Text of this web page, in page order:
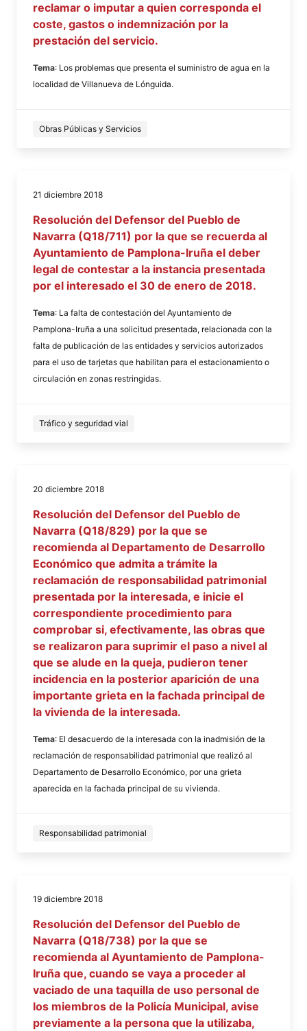
reclamar o imputar a quien corresponda el
coste, gastos o indemnización por la
prestación del servicio.
Tema: Los problemas que presenta el suministro de agua en la
localidad de Villanueva de Lónguida.
Obras Públicas y Servicios
21 diciembre 2018
Resolución del Defensor del Pueblo de
Navarra (Q18/711) por la que se recuerda al
Ayuntamiento de Pamplona-Iruña el deber
legal de contestar a la instancia presentada
por el interesado el 30 de enero de 2018.
Tema: La falta de contestación del Ayuntamiento de
Pamplona-Iruña a una solicitud presentada, relacionada con la
falta de publicación de las entidades y servicios autorizados
para el uso de tarjetas que habilitan para el estacionamiento o
circulación en zonas restringidas.
Tráfico y seguridad vial
20 diciembre 2018
Resolución del Defensor del Pueblo de
Navarra (Q18/829) por la que se
recomienda al Departamento de Desarrollo
Económico que admita a trámite la
reclamación de responsabilidad patrimonial
presentada por la interesada, e inicie el
correspondiente procedimiento para
comprobar si, efectivamente, las obras que
se realizaron para suprimir el paso a nivel al
que se alude en la queja, pudieron tener
incidencia en la posterior aparición de una
importante grieta en la fachada principal de
la vivienda de la interesada.
Tema: El desacuerdo de la interesada con la inadmisión de la
reclamación de responsabilidad patrimonial que realizó al
Departamento de Desarrollo Económico, por una grieta
aparecida en la fachada principal de su vivienda.
Responsabilidad patrimonial
19 diciembre 2018
Resolución del Defensor del Pueblo de
Navarra (Q18/738) por la que se
recomienda al Ayuntamiento de Pamplona-
Iruña que, cuando se vaya a proceder al
vaciado de una taquilla de uso personal de
los miembros de la Policía Municipal, avise
previamente a la persona que la utilizaba,